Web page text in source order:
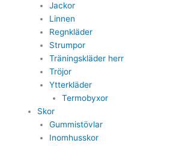
Jackor
Linnen
Regnkläder
Strumpor
Träningskläder herr
Tröjor
Ytterkläder
Termobyxor
Skor
Gummistövlar
Inomhusskor